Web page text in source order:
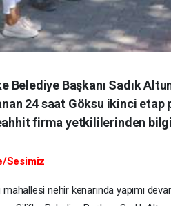
Belediye Başkanı Sadık
24 saat Göksu ikinci
firma yetkililerinden bilgi
Sesimiz
nehir kenarında yapımı